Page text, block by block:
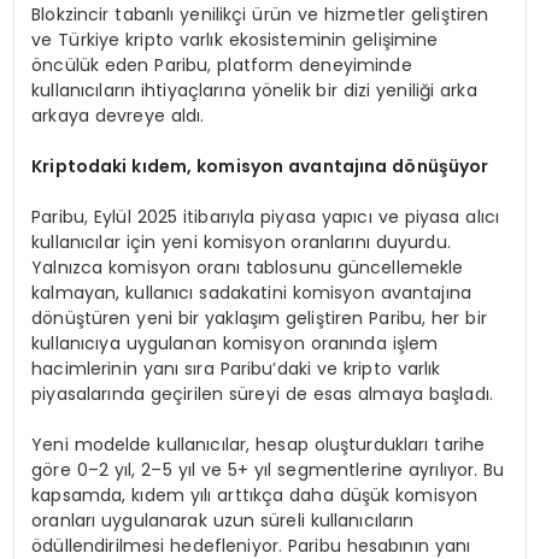
Blokzincir tabanlı yenilikçi ürün ve hizmetler geliştiren
ve Türkiye kripto varlık ekosisteminin gelişimine
öncülük eden Paribu, platform deneyiminde
kullanıcıların ihtiyaçlarına yönelik bir dizi yeniliği arka
arkaya devreye aldı.
Kriptodaki kıdem, komisyon avantajına dönüşüyor
Paribu, Eylül 2025 itibarıyla piyasa yapıcı ve piyasa alıcı
kullanıcılar için yeni komisyon oranlarını duyurdu.
Yalnızca komisyon oranı tablosunu güncellemekle
kalmayan, kullanıcı sadakatini komisyon avantajına
dönüştüren yeni bir yaklaşım geliştiren Paribu, her bir
kullanıcıya uygulanan komisyon oranında işlem
hacimlerinin yanı sıra Paribu’daki ve kripto varlık
piyasalarında geçirilen süreyi de esas almaya başladı.
Yeni modelde kullanıcılar, hesap oluşturdukları tarihe
göre 0–2 yıl, 2–5 yıl ve 5+ yıl segmentlerine ayrılıyor. Bu
kapsamda, kıdem yılı arttıkça daha düşük komisyon
oranları uygulanarak uzun süreli kullanıcıların
ödüllendirilmesi hedefleniyor. Paribu hesabının yanı